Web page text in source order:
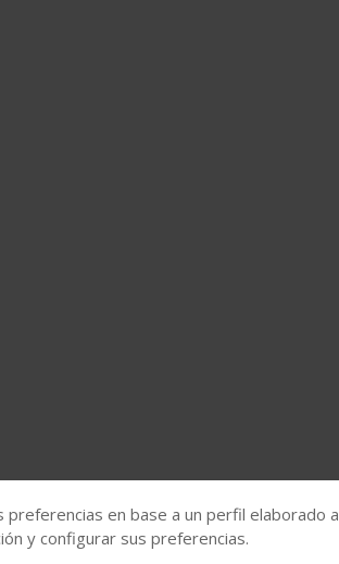
en base a un perfil elaborado a
y configurar sus preferencias.